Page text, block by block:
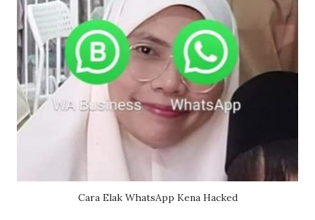
Cara Elak WhatsApp Kena Hacked